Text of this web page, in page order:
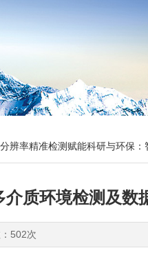
辨率精准检测赋能科研与环保：智感环境
质环境检测及数
502次